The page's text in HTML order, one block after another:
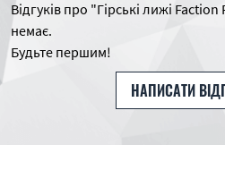
Відгуків про "Гірські лижі
немає.
Будьте першим!
НАПИСАТИ